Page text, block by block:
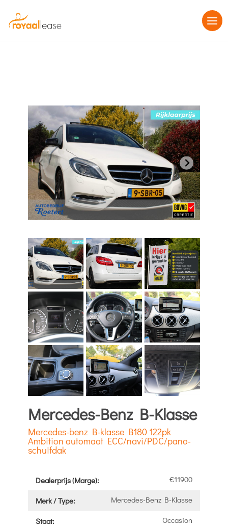
Mercedes-Benz B-Klasse
Mercedes-benz B-klasse B180 122pk
Ambition automaat ECC/navi/PDC/pano-
schuifdak
Dealerprijs (Marge): €11900
Merk / Type: Mercedes-Benz B-Klasse
Staat: Occasion